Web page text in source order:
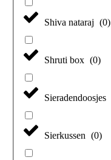
Shiva nataraj (0)
Shruti box (0)
Sieradendoosjes
Sierkussen (0)